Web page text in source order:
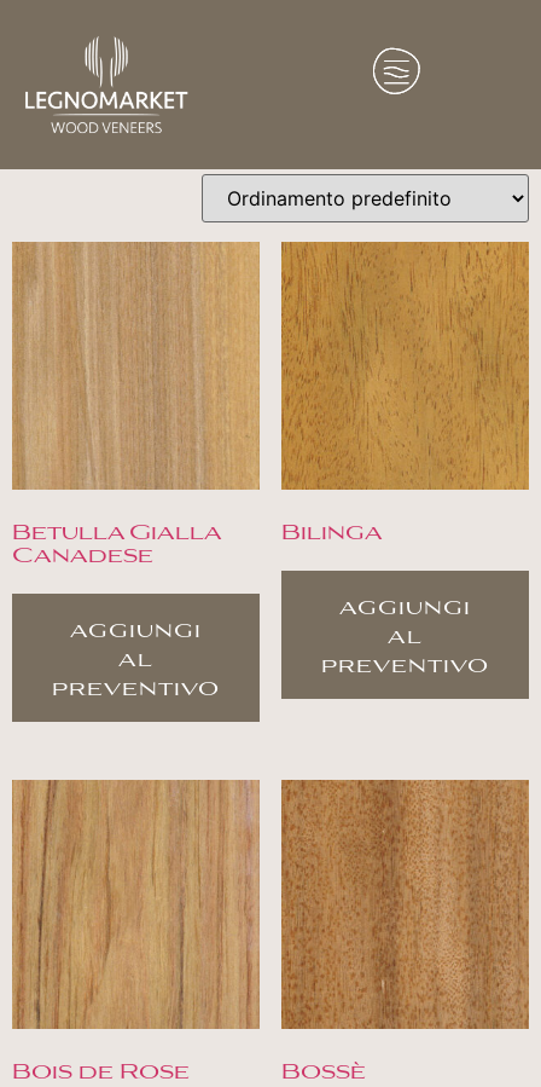
Shop
Visualizzazione di 28-36 di 183 risultati
Betulla Gialla
Canadese
aggiungi
al
preventivo
Bilinga
aggiungi
al
preventivo
Bois de Rose Bossè